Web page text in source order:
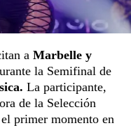
a Marbelle y
la Semifinal de
La participante,
de la Selección
primer momento en